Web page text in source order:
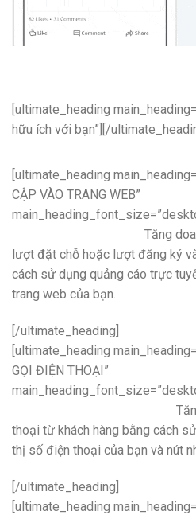
[ultimate_heading
hữu ích với bạn”][/
[ultimate_heading
CẬP VÀO TRANG WEB”
Tăng
lượt đặt chỗ hoặc lượt đăng ký
cách sử dụng quảng cáo trực
trang web của bạn.
[/ultimate_heading]
[ultimate_heading
GỌI ĐIỆN THOẠI”
thoại từ khách hàng bằng cách
thị số điện thoại của bạn và nút
[/ultimate_heading]
[ultimate_heading